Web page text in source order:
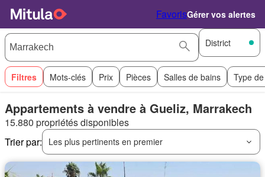
FavorisGérer vos alertes
District
Filtres Mots-clés Prix Pièces Salles de bains Type
Appartements à vendre à Gueliz, Marrakech
15.880 propriétés disponibles
Trier par:
Les plus pertinents en premier